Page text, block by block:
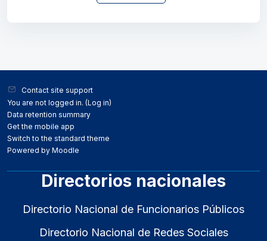
Contact site support
You are not logged in. (Log in)
Data retention summary
Get the mobile app
Switch to the standard theme
Powered by Moodle
Directorios nacionales
Directorio Nacional de Funcionarios Públicos
Directorio Nacional de Redes Sociales